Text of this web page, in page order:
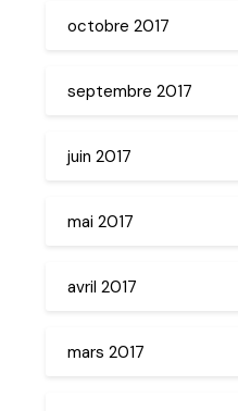
octobre 2017
septembre 2017
juin 2017
mai 2017
avril 2017
mars 2017